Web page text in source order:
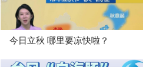
今日立秋 哪里要凉快啦？